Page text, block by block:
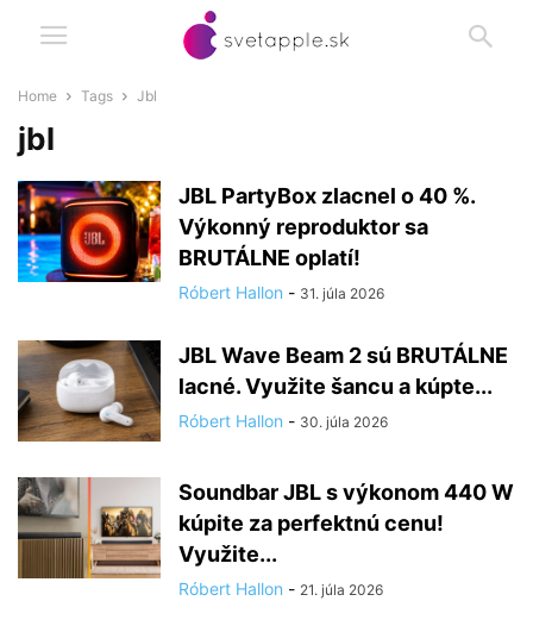
Home Tags Jbl
jbl
JBL PartyBox zlacnel o 40 %.
Výkonný reproduktor sa
BRUTÁLNE oplatí!
Róbert Hallon - 31. júla 2026
JBL Wave Beam 2 sú BRUTÁLNE
lacné. Využite šancu a kúpte...
Róbert Hallon - 30. júla 2026
Soundbar JBL s výkonom 440 W
kúpite za perfektnú cenu!
Využite...
Róbert Hallon - 21. júla 2026